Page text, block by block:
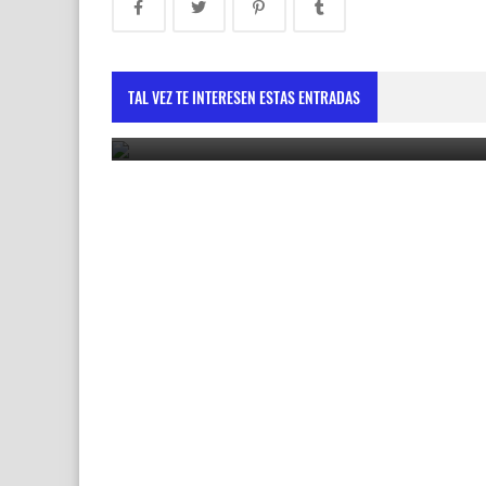
TAL VEZ TE INTERESEN ESTAS ENTRADAS
Europea como motor de desarrollo sostenible
May 30, 2025